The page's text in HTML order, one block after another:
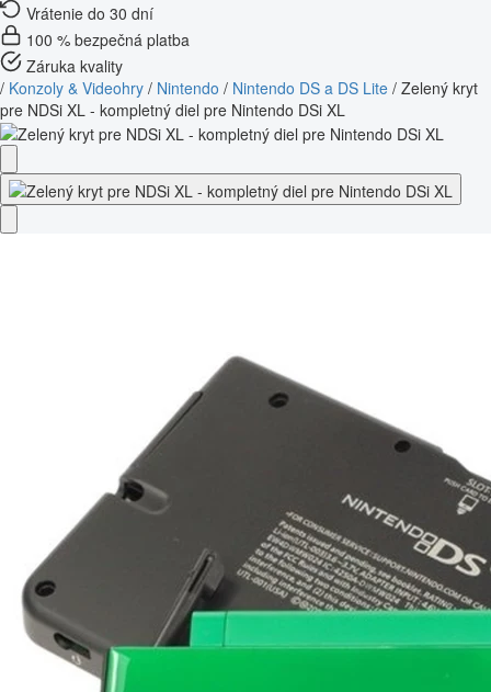
Vrátenie do 30 dní
100 % bezpečná platba
Záruka kvality
/ Konzoly & Videohry / Nintendo / Nintendo DS a DS Lite / Zelený kryt
pre NDSi XL - kompletný diel pre Nintendo DSi XL